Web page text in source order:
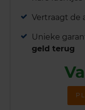
Vertraagt de
Unieke
geld terug